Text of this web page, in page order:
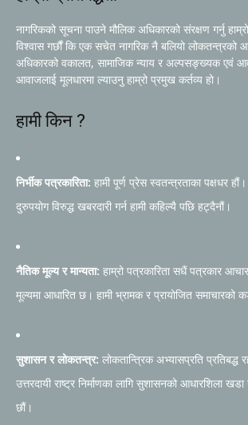
नागरिकको सूचना पाउने मौलिक अधिकारको संरक्षण गर्नु
विश्वास गर्छौं कि एक सचेत नागरिक नै बलियो लोकतन्त्रको
अधिकारको वकालत, सामाजिक न्याय र अल्पसङ्ख्यक एवं
आवाजलाई मूलधारमा ल्याउनु हाम्रो प्रमुख कर्तव्य हो।
हामी किन ?
निर्भीक पत्रकारिता: हामी पूर्ण प्रेस स्वतन्त्रताका पक्षधर
दुरुपयोग विरुद्ध खबरदारी गर्न हामी कहिल्यै पछि हट्दैनौं।
नैतिक मूल्य र मान्यता: हाम्रो पत्रकारिता सधैं पत्रकार
मूल्यमा आधारित छ। हामी भ्रामक र प्रायोजित समाचारको
सुशासन र लोकतन्त्र: लोकतान्त्रिक अभ्यासप्रति प्रतिबद्ध
उत्तरदायी राष्ट्र निर्माणका लागि सुशासनको आधारशिला
छौं।